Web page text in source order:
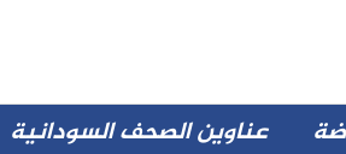
عناوين الصحف السودانية